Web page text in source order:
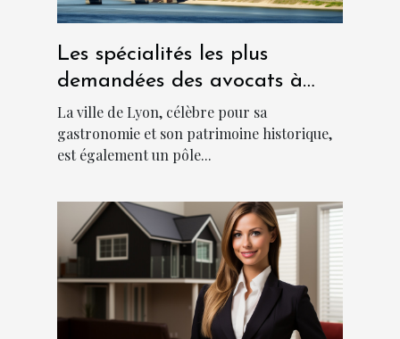
Les spécialités les plus
demandées des avocats à
Lyon
La ville de Lyon, célèbre pour sa
gastronomie et son patrimoine historique,
est également un pôle...